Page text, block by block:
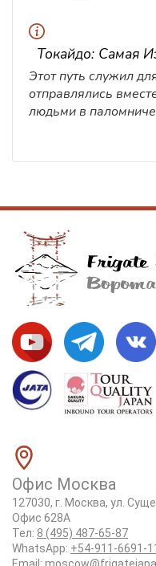
Токайдо: Самая
Этот путь служил
отправлялись
людьми в
Офис Москва
127030, г. Москва, ул.
Офис 628А
Тел: 8 (495) 487-65-87
WhatsApp: +54-911-6691-